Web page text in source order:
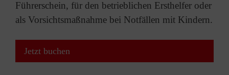
Führerschein, für den betrieblichen Ersthelfer oder
als Vorsichtsmaßnahme bei Notfällen mit Kindern.
Jetzt buchen